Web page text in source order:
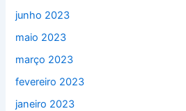
junho 2023
maio 2023
março 2023
fevereiro 2023
janeiro 2023